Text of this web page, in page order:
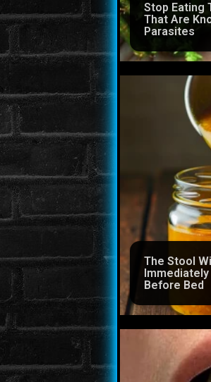
Stop Eating
That Are
Parasites
The Stool
Before Bed